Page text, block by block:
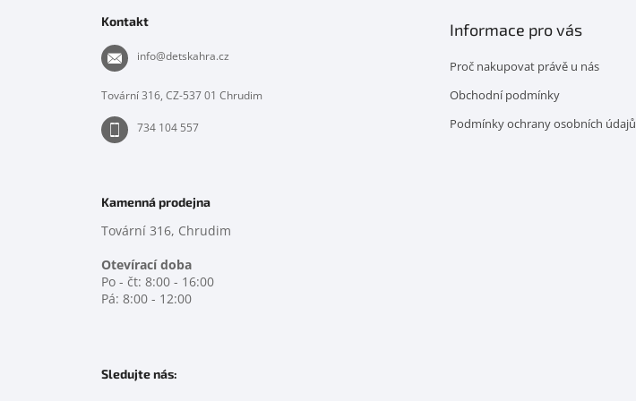
Kontakt
info@detskahra.cz
Tovární 316, CZ-537 01 Chrudim
734 104 557
Kamenná prodejna
Tovární 316, Chrudim
Otevírací doba
Po - čt: 8:00 - 16:00
Pá: 8:00 - 12:00
Sledujte nás:
Informace pro vás
Proč nakupovat právě u nás
Obchodní podmínky
Podmínky ochrany osobních údajů